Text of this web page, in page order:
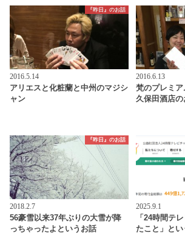
『昨日』のお話
2016.5.14
アリエスと化粧蘭と中州のマジシ
ャン
2016.6.13
梵のプレミア
久保田酒店の
『昨日』のお話
2018.2.7
56豪雪以来37年ぶりの大雪が降
っちゃったよというお話
2025.9.1
「24時間テ
たこと」とい